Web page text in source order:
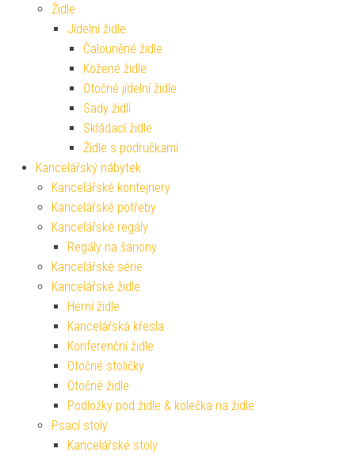
Židle
Jídelní židle
Čalouněné židle
Kožené židle
Otočné jídelní židle
Sady židlí
Skládací židle
Židle s područkami
Kancelářský nábytek
Kancelářské kontejnery
Kancelářské potřeby
Kancelářské regály
Regály na šanony
Kancelářské série
Kancelářské židle
Herní židle
Kancelářská křesla
Konferenční židle
Otočné stoličky
Otočné židle
Podložky pod židle & kolečka na židle
Psací stoly
Kancelářské stoly